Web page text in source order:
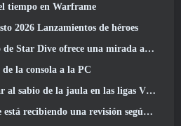
tiempo en Warframe
2026 Lanzamientos de héroes
una mirada al juego en acción antes del lanzamiento
la consola a la PC
las ligas VI de RuneScape de la vieja escuela: Pactos demoniacos
una revisión según Dev Stream